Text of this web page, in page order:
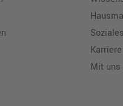
Karriere
Mit uns